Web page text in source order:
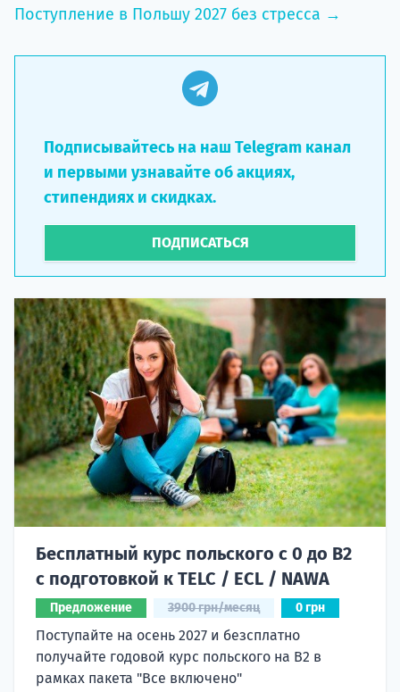
Поступление в Польшу 2027 без стресса →
Подписывайтесь на наш Telegram канал
и первыми узнавайте об акциях,
стипендиях и скидках.
ПОДПИСАТЬСЯ
Бесплатный курс польского с 0 до B2
с подготовкой к TELC / ECL / NAWA
Предложение 3900 грн/месяц 0 грн
Поступайте на осень 2027 и безсплатно
получайте годовой курс польского на B2 в
рамках пакета "Все включено"